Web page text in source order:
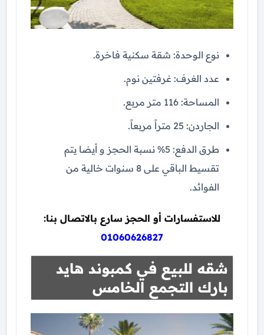
نوع الوحدة: شقة سكنية فاخرة.
عدد الغرف: غرفتين نوم.
المساحة: 116 متر مربع.
الجاردن: 25 متراً مربعاً.
طرق الدفع: 5% نسبة الحجز و أيضا يتم
تقسيط الباقي على 8 سنوات خالية من
الفوائد.
للاستفسارات أو الحجز سارع بالاتصال بنا:
01060626827
شقه للبيع في كمبوند هايد
بارك التجمع الخامس